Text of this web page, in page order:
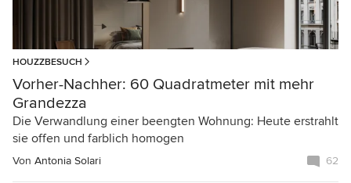
HOUZZBESUCH
Vorher-Nachher: 60 Quadratmeter mit mehr
Grandezza
Die Verwandlung einer beengten Wohnung: Heute erstrahlt
sie offen und farblich homogen
Von Antonia Solari 62